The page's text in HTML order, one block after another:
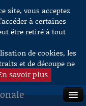
site, vous acceptez
à certaines
être retiré à tout
de cookies, les
et de découpe ne
savoir plus